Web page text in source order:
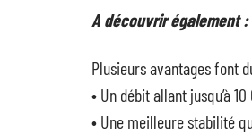
A découvrir également :
Plusieurs avantages font
• Un débit allant jusqu’à
• Une meilleure stabilité